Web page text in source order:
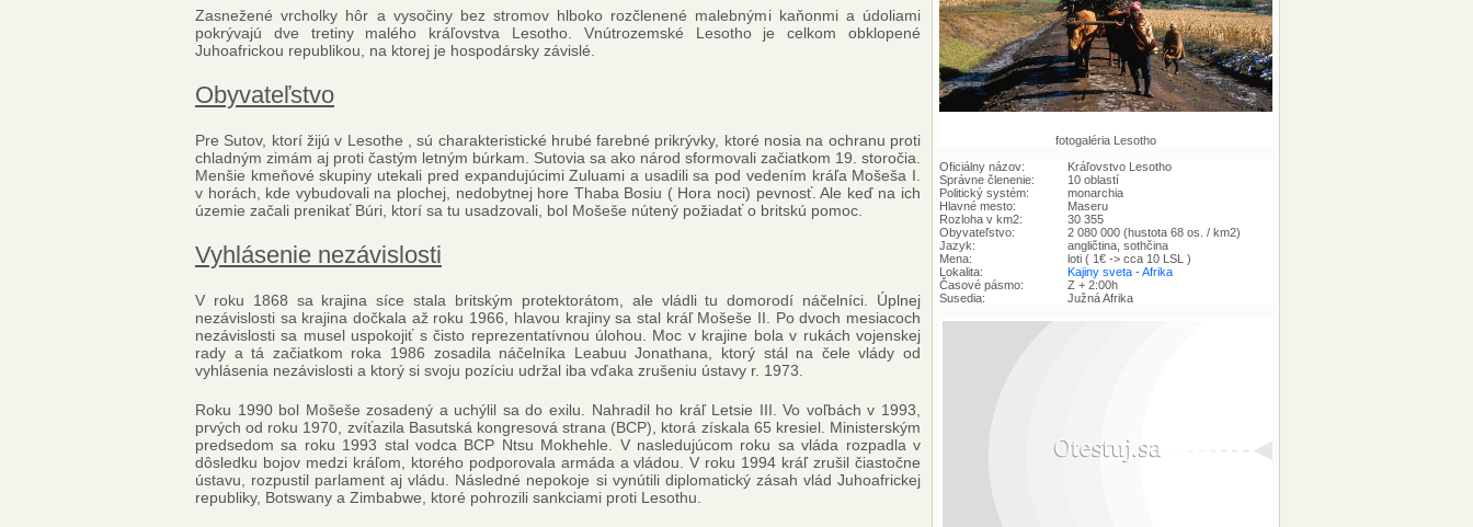
fotogaléria Lesotho
Oficiálny názov:
Kráľovstvo Lesotho
Správne členenie:
10 oblastí
Politický systém:
monarchia
Hlavné mesto:
Maseru
Rozloha v km2:
30 355
Obyvateľstvo:
2 080 000 (hustota 68 os. / km2)
Jazyk:
angličtina, sothčina
Mena:
loti ( 1€ -> cca 10 LSL )
Lokalita:
Kajiny sveta -Afrika
Časové pásmo:
Z + 2:00h
Susedia:
Južná Afrika
Zasnežené vrcholky hôr a vysočiny bez stromov hlboko rozčlenené malebnými kaňonmi a údoliami
pokrývajú dve tretiny malého kráľovstva Lesotho. Vnútrozemské Lesotho je celkom obklopené
Juhoafrickou republikou, na ktorej je hospodársky závislé.
Obyvateľstvo
Pre Sutov, ktorí žijú v Lesothe , sú charakteristické hrubé farebné prikrývky, ktoré nosia na ochranu proti
chladným zimám aj proti častým letným búrkam. Sutovia sa ako národ sformovali začiatkom 19. storočia.
Menšie kmeňové skupiny utekali pred expandujúcimi Zuluami a usadili sa pod vedením kráľa Mošeša I.
v horách, kde vybudovali na plochej, nedobytnej hore Thaba Bosiu ( Hora noci) pevnosť. Ale keď na ich
územie začali prenikať Búri, ktorí sa tu usadzovali, bol Mošeše nútený požiadať o britskú pomoc.
Vyhlásenie nezávislosti
V roku 1868 sa krajina síce stala britským protektorátom, ale vládli tu domorodí náčelníci. Úplnej
nezávislosti sa krajina dočkala až roku 1966, hlavou krajiny sa stal kráľ Mošeše II. Po dvoch mesiacoch
nezávislosti sa musel uspokojiť s čisto reprezentatívnou úlohou. Moc v krajine bola v rukách vojenskej
rady a tá začiatkom roka 1986 zosadila náčelníka Leabuu Jonathana, ktorý stál na čele vlády od
vyhlásenia nezávislosti a ktorý si svoju pozíciu udržal iba vďaka zrušeniu ústavy r. 1973.
Roku 1990 bol Mošeše zosadený a uchýlil sa do exilu. Nahradil ho kráľ Letsie III. Vo voľbách v 1993,
prvých od roku 1970, zvíťazila Basutská kongresová strana (BCP), ktorá získala 65 kresiel. Ministerským
predsedom sa roku 1993 stal vodca BCP Ntsu Mokhehle. V nasledujúcom roku sa vláda rozpadla v
dôsledku bojov medzi kráľom, ktorého podporovala armáda a vládou. V roku 1994 kráľ zrušil čiastočne
ústavu, rozpustil parlament aj vládu. Následné nepokoje si vynútili diplomatický zásah vlád Juhoafrickej
republiky, Botswany a Zimbabwe, ktoré pohrozili sankciami proti Lesothu.